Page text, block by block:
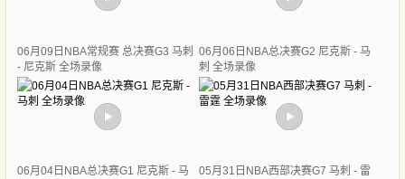
06月09日NBA常规赛 总决赛G3 马刺
- 尼克斯 全场录像
06月06日NBA总决赛G2 尼克斯 - 马
刺 全场录像
06月04日NBA总决赛G1 尼克斯 - 马
05月31日NBA西部决赛G7 马刺 - 雷